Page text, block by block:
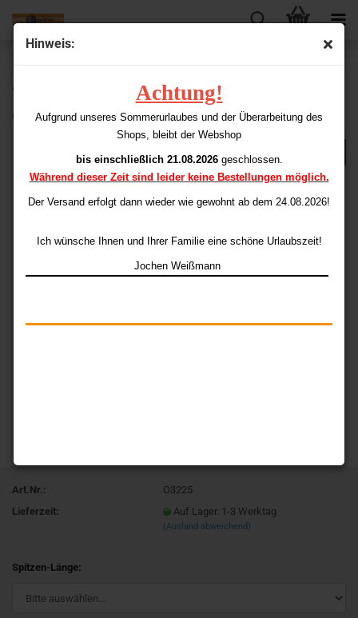
Hinweis:
Achtung!
Aufgrund unseres Sommerurlaubes und der Überarbeitung des
Shops, bleibt der Webshop
bis einschließlich 21.08.2026geschlossen.
Während dieser Zeit sind leider keine Bestellungen möglich.
Der Versand erfolgt dann wieder wie gewohnt ab dem 24.08.2026!
Ich wünsche Ihnen und Ihrer Familie eine schöne Urlaubszeit!
Jochen Weißmann
« Erster « zurück
weiter »
48
Artikel in dieser Kategorie
one80 Reflex R2 Ersatz-Spitzen (Points) (2,0 mm)
Art.Nr.:
O3225
Lieferzeit:
Auf Lager. 1-3 Werktag
(Ausland abweichend)
Spitzen-Länge: